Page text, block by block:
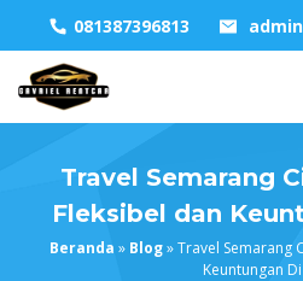
content
081387396813
Travel Semarang
Fleksibel dan
Beranda » Blog»Travel Semarang
Keuntungan